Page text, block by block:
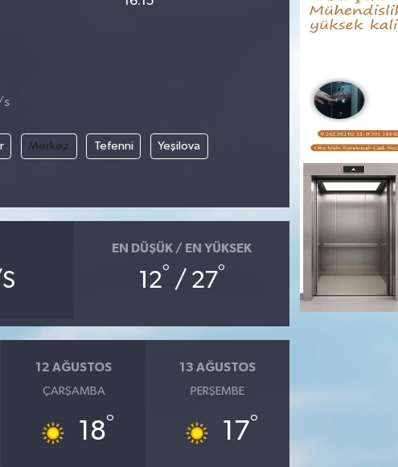
s
Merkez Tefenni Yeşilova
EN DÜŞÜK / EN YÜKSEK
12° / 27°
12 AĞUSTOS
ÇARŞAMBA
18°
13 AĞUSTOS
PERŞEMBE
17°